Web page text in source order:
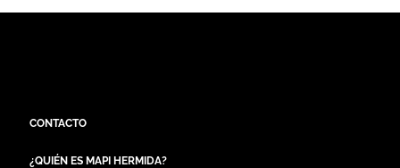
CONTACTO
¿QUIÉN ES MAPI HERMIDA?